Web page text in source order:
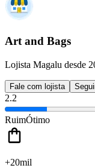
Art and Bags
Lojista Magalu desde
Fale com lojista
2.2
RuimÓtimo
+20mil